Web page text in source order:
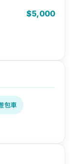
$5,000
包車